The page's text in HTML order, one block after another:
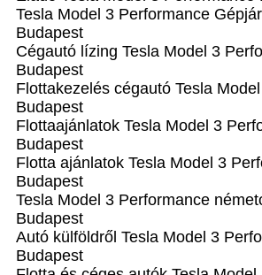
Tesla Model 3 Performance
Budapest
Cégautó lízing Tesla Model 3
Budapest
Flottakezelés cégautó Tesla
Budapest
Flottaajánlatok Tesla Model 3
Budapest
Flotta ajánlatok Tesla Model 3
Budapest
Tesla Model 3 Performance
Budapest
Autó külföldről Tesla Model 3
Budapest